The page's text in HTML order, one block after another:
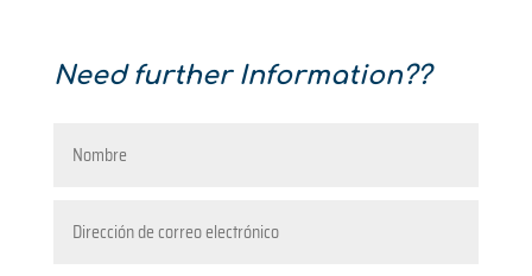
Need further Information??